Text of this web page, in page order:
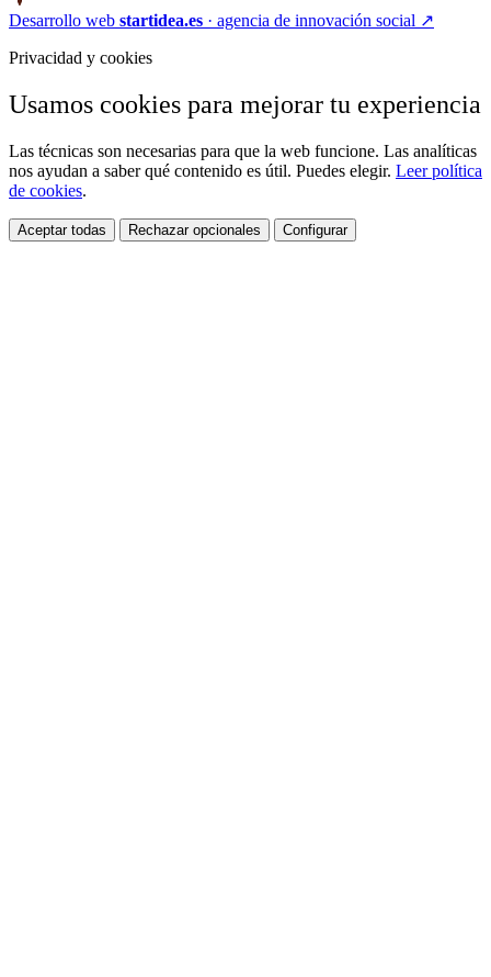
Desarrollo web startidea.es · agencia de innovación social ↗
Privacidad y cookies
Usamos cookies para mejorar tu experiencia
Las técnicas son necesarias para que la web funcione. Las analíticas
nos ayudan a saber qué contenido es útil. Puedes elegir. Leer política
de cookies.
Aceptar todas Rechazar opcionales Configurar